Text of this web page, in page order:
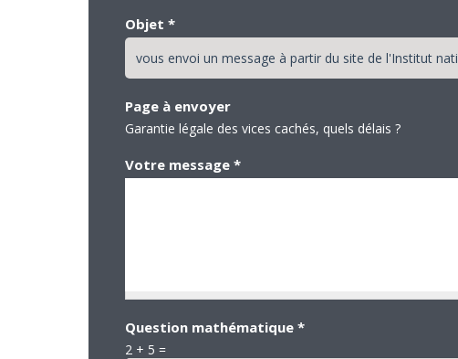
Objet *
Page à envoyer
Garantie légale des vices cachés, quels délais ?
Votre message *
Question mathématique *
2 + 5 =